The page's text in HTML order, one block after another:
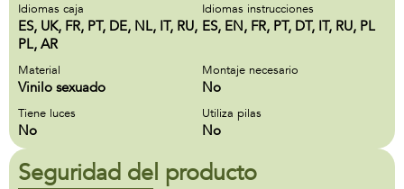
Idiomas caja
ES, UK, FR, PT, DE, NL, IT, RU,
PL, AR
Idiomas instrucciones
ES, EN, FR, PT, DT, IT, RU, PL
Material
Vinilo sexuado
Montaje necesario
No
Tiene luces
No
Utiliza pilas
No
Seguridad del producto